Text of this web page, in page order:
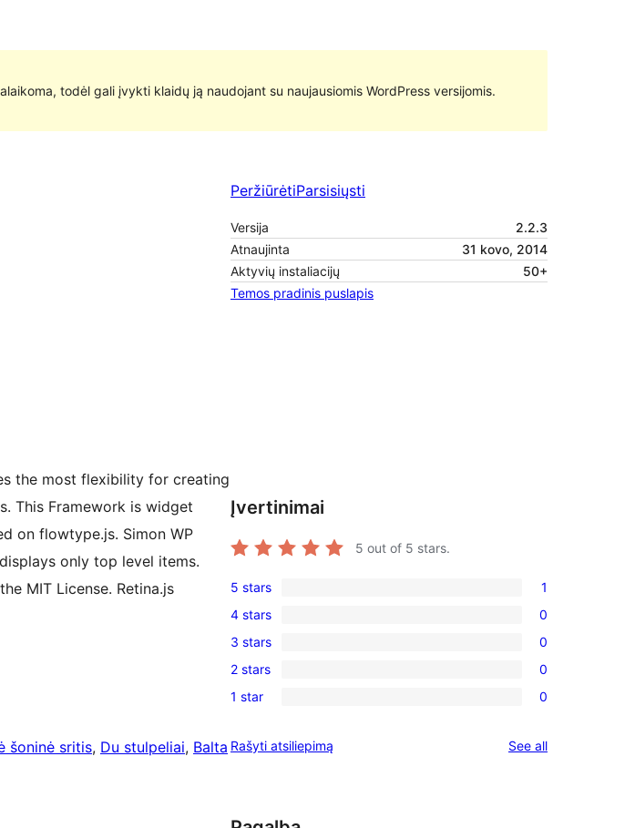
todėl gali įvykti klaidų ją naudojant su naujausiomis WordPress versijomis.
PeržiūrėtiParsisiųsti
Versija
2.2.3
Atnaujinta
31 kovo, 2014
Aktyvių instaliacijų
50+
Temos pradinis puslapis
the most flexibility for creating
This Framework is widget
on flowtype.js. Simon WP
only top level items.
MIT License. Retina.js
šoninė sritis, Du stulpeliai, Balta
Įvertinimai
5 out of 5 stars.
1
5-
star
review
5 stars 1
0
4-
star
reviews
4 stars 0
0
3-
star
3 stars 0
0
2-
reviews
2 stars 0
0
star
1 star 0
Rašyti atsiliepimą See allreviews